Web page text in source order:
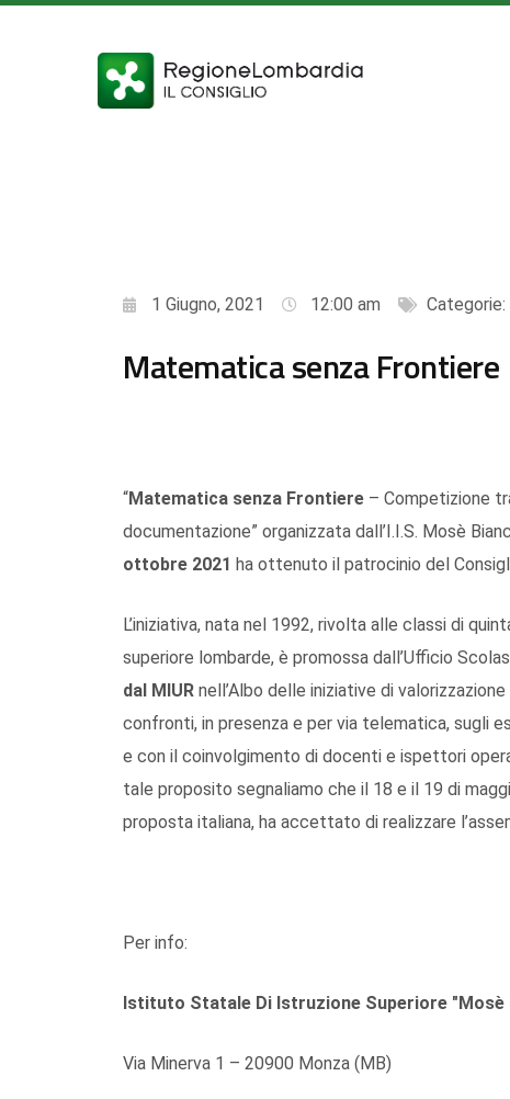
1 Giugno, 2021 12:00 am Categorie:
Matematica senza Frontiere
“Matematica senza Frontiere – Competizione
documentazione” organizzata dall’I.I.S. Mosè
ottobre 2021 ha ottenuto il patrocinio del
L’iniziativa, nata nel 1992, rivolta alle classi di
superiore lombarde, è promossa dall’Ufficio
dal MIUR nell’Albo delle iniziative di
confronti, in presenza e per via telematica, sugli
e con il coinvolgimento di docenti e ispettori
tale proposito segnaliamo che il 18 e il 19 di
proposta italiana, ha accettato di realizzare
Per info:
Istituto Statale Di Istruzione Superiore "Mosè
Via Minerva 1 – 20900 Monza (MB)